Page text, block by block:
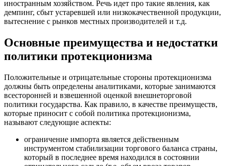
иностранным хозяйством. Речь идет про такие явления, как
демпинг, сбыт устаревшей или низкокачественной продукции,
вытеснение с рынков местных производителей и т.д.
Основные преимущества и недостатки
политики протекционизма
Положительные и отрицательные стороны протекционизма
должны быть определены аналитиками, которые занимаются
всесторонней и взвешенной оценкой внешнеторговой
политики государства. Как правило, в качестве преимуществ,
которые приносит с собой политика протекционизма,
называют следующие аспекты:
ограничение импорта является действенным
инструментом стабилизации торгового баланса страны,
который в последнее время находился в состоянии